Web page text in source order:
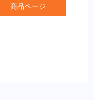
商品ページ